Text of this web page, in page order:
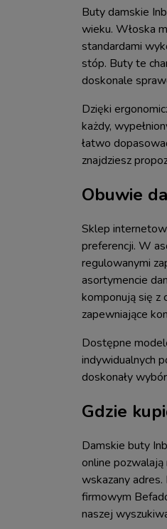
Buty damskie
wieku. Włoska
standardami
stóp. Buty te
doskonale
Dzięki
każdy,
łatwo
znajdziesz
Obuwie
Sklep
preferencji. W
regulowanymi
asortymencie
komponują się z
zapewniające
Dostępne
indywidualnych
doskonały
Gdzie
Damskie buty
online
wskazany
firmowym
naszej